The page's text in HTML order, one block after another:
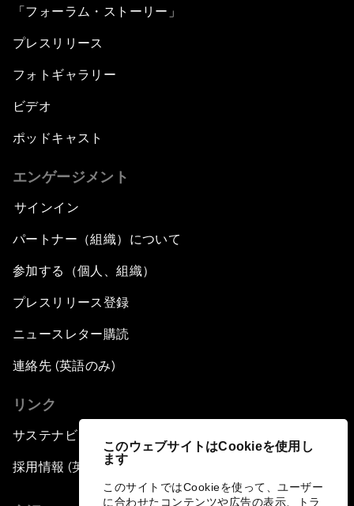
このウェブサイトはCookieを使用し
ます
このサイトではCookieを使って、ユーザー
に合わせたコンテンツや広告の表示、トラ
「フォーラム・ストーリー」
プレスリリース
フォトギャラリー
ビデオ
ポッドキャスト
エンゲージメント
サインイン
パートナー（組織）について
参加する（個人、組織）
プレスリリース登録
ニュースレター購読
連絡先 (英語のみ)
リンク
サステナビリティへの取り組み
採用情報 (英語のみ)